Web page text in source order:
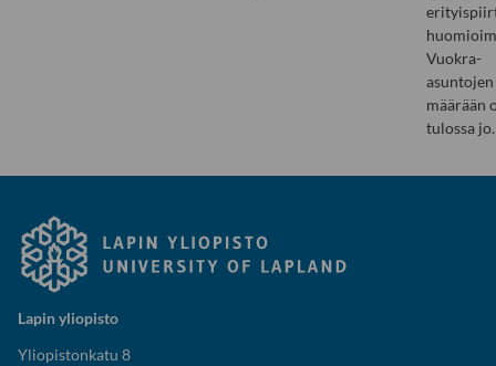
Vuokra-
asuntojen
määrään
tulossa
Lapin yliopisto
Yliopistonkatu 8